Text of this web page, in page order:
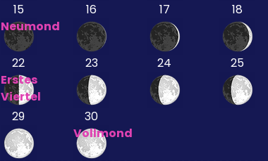
15
Neumond
16 17 18
22
Erstes
Viertel
23 24 25
29
30
Vollmond